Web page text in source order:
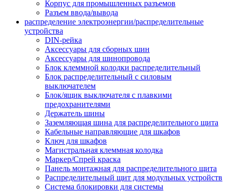
Корпус для промышленных разъемов
Разъем ввода/вывода
распределение электроэнергии/распределительные
устройства
DIN-рейка
Аксессуары для сборных шин
Аксессуары для шинопровода
Блок клеммной колодки распределительный
Блок распределительный с силовым
выключателем
Блок/ящик выключателя с плавкими
предохранителями
Держатель шины
Заземляющая шина для распределительного щита
Кабельные направляющие для шкафов
Ключ для шкафов
Магистральная клеммная колодка
Маркер/Спрей краска
Панель монтажная для распределительного щита
Распределительный щит для модульных устройств
Система блокировки для системы